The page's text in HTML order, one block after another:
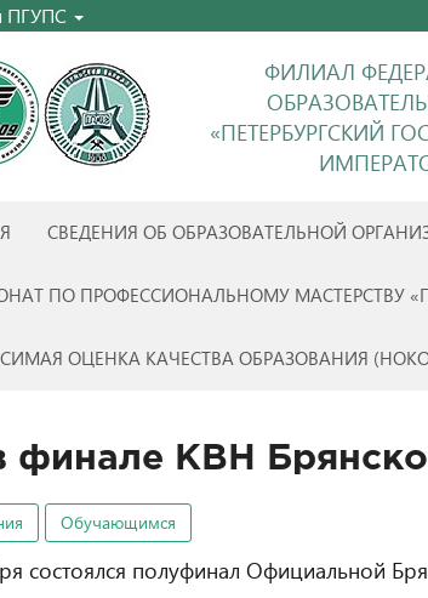
ПГУПС
ФИЛИАЛ
«ПЕТЕРБУРГСКИЙ
СВЕДЕНИЯ ОБ ОБРАЗОВАТЕЛЬНОЙ
ПО ПРОФЕССИОНАЛЬНОМУ МАСТЕРСТВУ
ОЦЕНКА КАЧЕСТВА ОБРАЗОВАНИЯ
финале КВН
Обучающимся
состоялся полуфинал Официальной